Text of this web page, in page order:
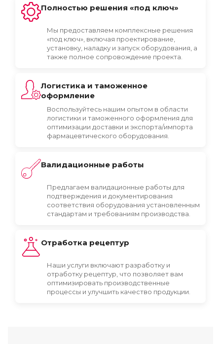
Полностью решения «под ключ»
Мы предоставляем комплексные решения
«под ключ», включая проектирование,
установку, наладку и запуск оборудования, а
также полное сопровождение проекта.
Логистика и таможенное
оформление
Воспользуйтесь нашим опытом в области
логистики и таможенного оформления для
оптимизации доставки и экспорта/импорта
фармацевтического оборудования.
Валидационные работы
Предлагаем валидационные работы для
подтверждения и документирования
соответствия оборудования установленным
стандартам и требованиям производства.
Отработка рецептур
Наши услуги включают разработку и
отработку рецептур, что позволяет вам
оптимизировать производственные
процессы и улучшить качество продукции.